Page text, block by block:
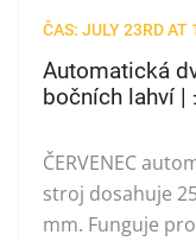
ČAS: JULY 23RD AT
Automatická
bočních lahví |
Chemické
ČERVENEC
stroj dosahuje
mm. Funguje